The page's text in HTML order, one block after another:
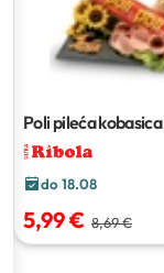
Poli pileća kobasica
do 18.08
5,99 € 8,69 €